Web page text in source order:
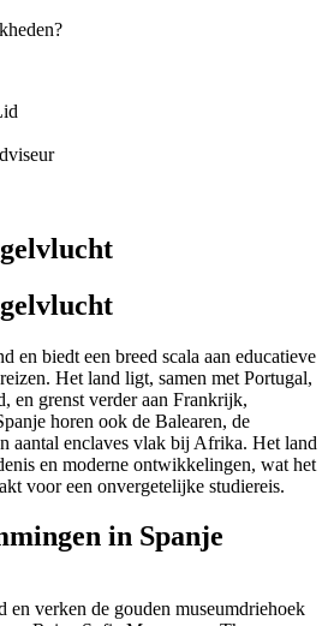
en biedt een breed scala aan educatieve
Het land ligt, samen met Portugal,
en grenst verder aan Frankrijk,
horen ook de Balearen, de
aantal enclaves vlak bij Afrika. Het land
en moderne ontwikkelingen, wat het
voor een onvergetelijke studiereis.
in Spanje
en verken de gouden museumdriehoek